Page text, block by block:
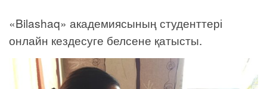
«Bilashaq» академиясының студенттері
онлайн кездесуге белсене қатысты.